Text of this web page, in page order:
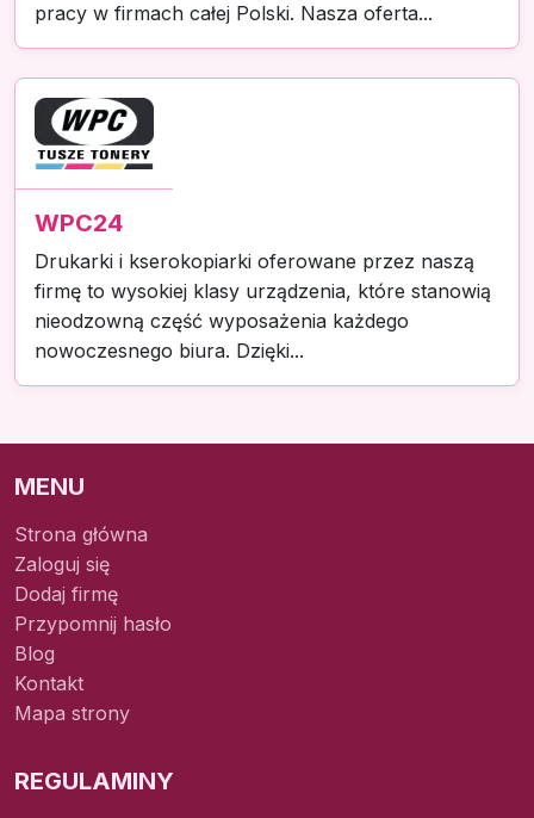
pracy w firmach całej Polski. Nasza oferta...
WPC24
Drukarki i kserokopiarki oferowane przez naszą
firmę to wysokiej klasy urządzenia, które stanowią
nieodzowną część wyposażenia każdego
nowoczesnego biura. Dzięki...
MENU
Strona główna
Zaloguj się
Dodaj firmę
Przypomnij hasło
Blog
Kontakt
Mapa strony
REGULAMINY